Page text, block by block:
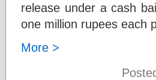
release under a cash
one million rupees each
More >